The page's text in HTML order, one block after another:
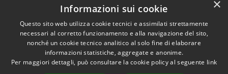
Privacy
Cookie
Mappa del sito
disservizio
Whistleblowing
Dichiarazione di
accessibilità
© 2024 • Comune di
×
Informazioni sui cookie
Questo sito web utilizza cookie tecnici e assimilati strettamente
necessari al corretto funzionamento e alla navigazione del sito,
nonché un cookie tecnico analitico al solo fine di elaborare
informazioni statistiche, aggregate e anonime.
Per maggiori dettagli, può consultare la cookie policy al seguente link